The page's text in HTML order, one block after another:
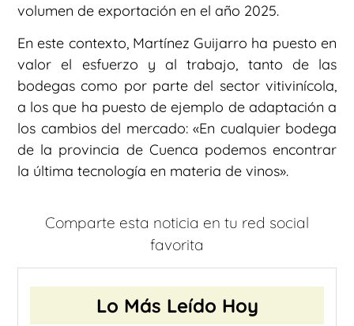
volumen de exportación en el año 2025.
En este contexto, Martínez Guijarro ha puesto en
valor el esfuerzo y al trabajo, tanto de las
bodegas como por parte del sector vitivinícola,
a los que ha puesto de ejemplo de adaptación a
los cambios del mercado: «En cualquier bodega
de la provincia de Cuenca podemos encontrar
la última tecnología en materia de vinos».
Comparte esta noticia en tu red social
favorita
Lo Más Leído Hoy